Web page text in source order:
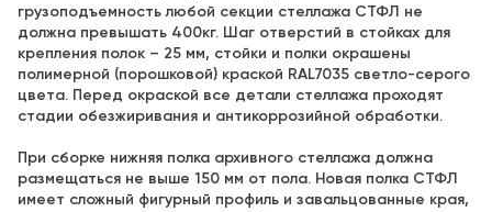
грузоподъемность любой секции стеллажа СТФЛ не
должна превышать 400кг. Шаг отверстий в стойках для
крепления полок – 25 мм, стойки и полки окрашены
полимерной (порошковой) краской RAL7035 светло-серого
цвета. Перед окраской все детали стеллажа проходят
стадии обезжиривания и антикоррозийной обработки.
При сборке нижняя полка архивного стеллажа должна
размещаться не выше 150 мм от пола. Новая полка СТФЛ
имеет сложный фигурный профиль и завальцованные края,